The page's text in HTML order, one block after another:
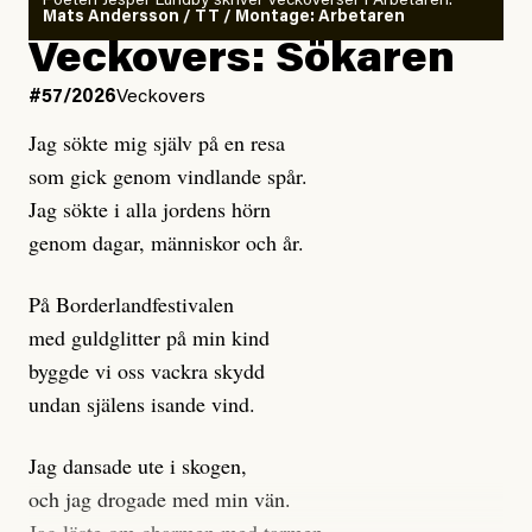
Kuhn och Sassarinis-McGowan hävdar att
Dagens ETC arbetar med ”opålitliga källor” för att
klickbete är inte intressant för Dagens ETC.
Journalistiken är låst. En klatschig men korrekt rubrik
gör förhoppningsvis att en nyfiken beställer
prenumeration, men den avslutas sekunder senare om
dessa granskningar på olika källor, alltifrån domar till
en mängd intervjupersoner, inklusive generös
möjlighet att bemöta för såväl personen vars motiv att
engagera sig i Palestinarörelsen ifrågasätts som de
grupper där Säpo-resursen samlade in uppgifter.
Researchen är grundlig.
Mats Andersson / TT / Montage: Arbetaren
Veckovers: Sökaren
#57/2026Veckovers
Jag sökte mig själv på en resa
som gick genom vindlande spår.
Jag sökte i alla jordens hörn
genom dagar, människor och år.
På Borderlandfestivalen
med guldglitter på min kind
byggde vi oss vackra skydd
undan själens isande vind.
Jag dansade ute i skogen,
och jag drogade med min vän.